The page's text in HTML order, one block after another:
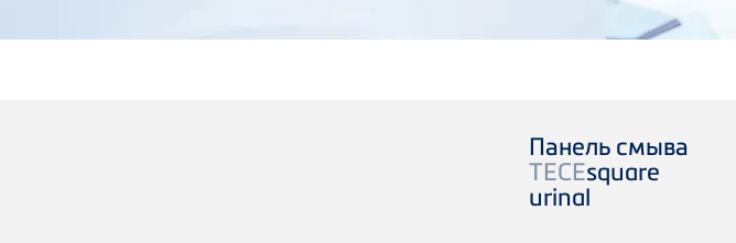
Панель смыва
TECEsquare
urinal